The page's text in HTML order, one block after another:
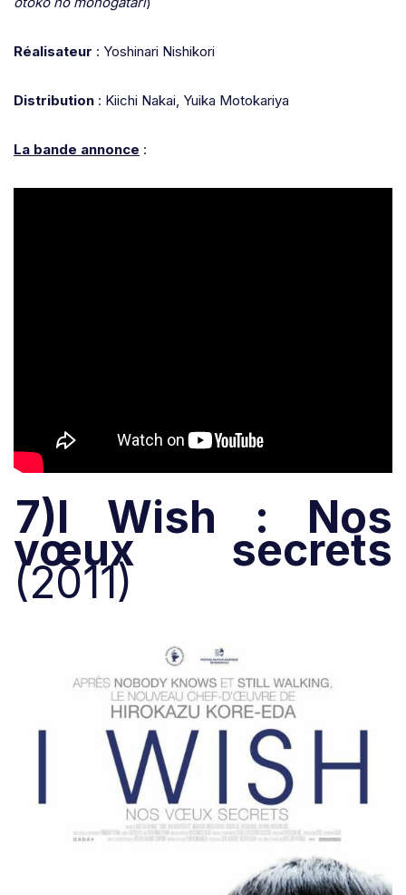
Réalisateur : Yoshinari Nishikori
Distribution : Kiichi Nakai, Yuika Motokariya
La bande annonce :
7)I Wish : Nos
vœux secrets
(2011)